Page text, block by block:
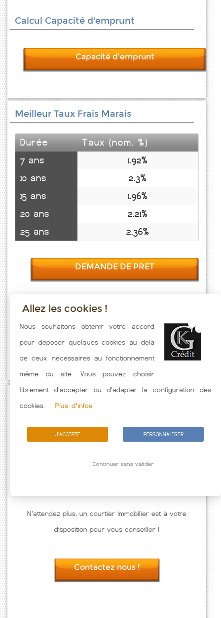
Calcul Capacité d'emprunt
Capacité d'emprunt
Meilleur Taux Frais Marais
Durée
Taux (nom. %)
7 ans
1.92%
10 ans
2.3%
15 ans
1.96%
20 ans
2.21%
25 ans
2.36%
DEMANDE DE PRET
Taux emprunt actualisés (Frais Marais) toutes les semaines. Taux
Immobilier pratiqués par nos partenaires bancaires. Meilleur Taux
hors assurance. Taux crédit immobilier indicatif fonction des
caractéristiques de l'emprunteur.
N'attendez plus, un courtier immobilier est à votre
disposition pour vous conseiller !
Contactez nous !
Allez les cookies !
Nous souhaitons obtenir votre accord
pour déposer quelques cookies au delà
de ceux nécessaires au fonctionnement
même du site. Vous pouvez choisir
librement d'accepter ou d'adapter la configuration des
cookies.
Plus d'infos
J'ACCEPTE PERSONNALISER
Continuer sans valider